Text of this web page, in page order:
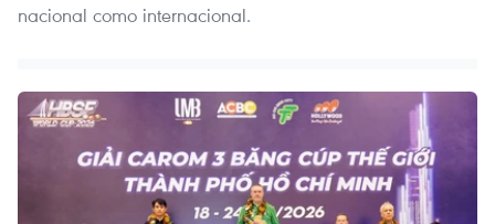
nacional como internacional.